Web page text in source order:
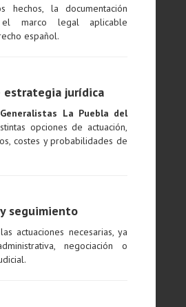
hechos, la documentación
marco legal aplicable
español.
estrategia jurídica
La Puebla del
opciones de actuación,
costes y probabilidades de
seguimiento
actuaciones necesarias, ya
negociación o